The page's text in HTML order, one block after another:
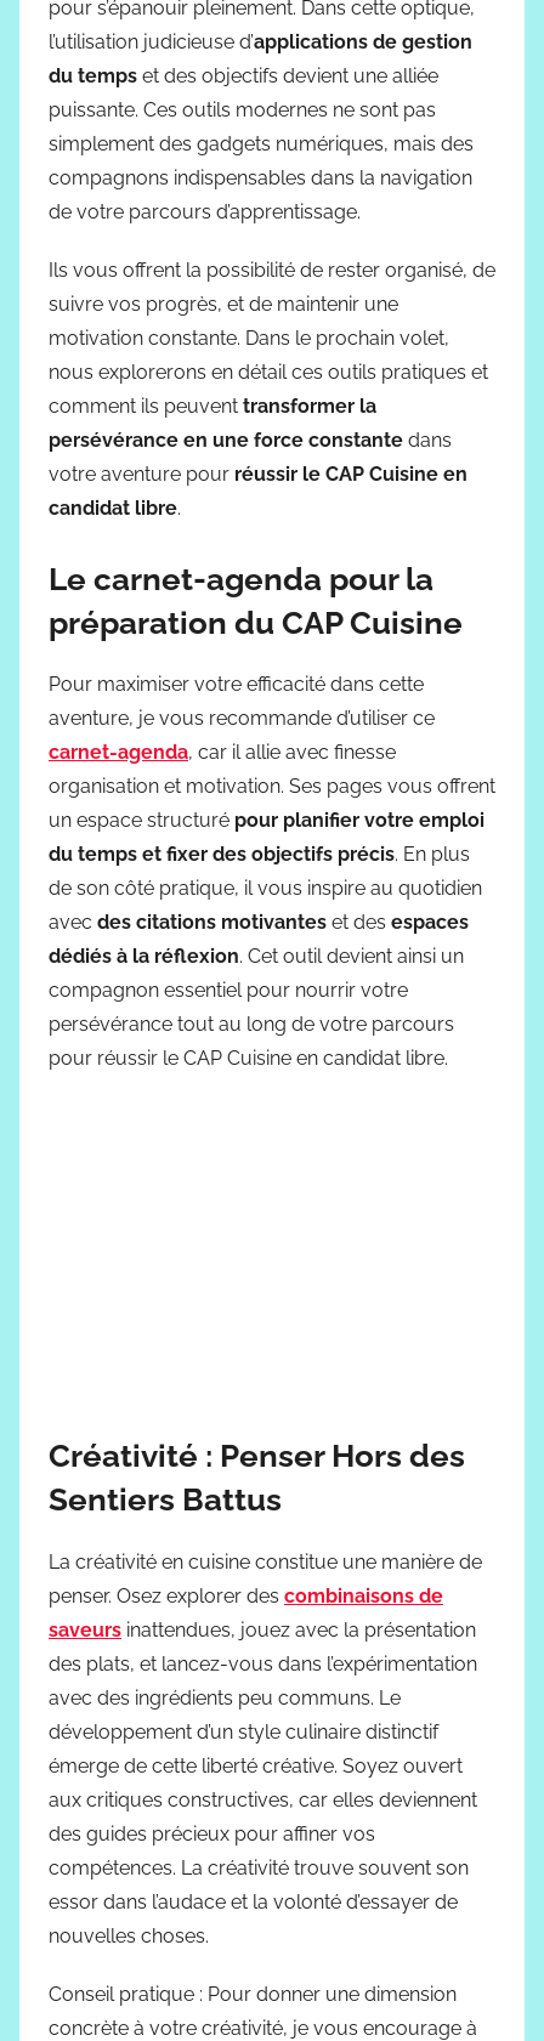
pour s’épanouir pleinement. Dans cette optique,
l’utilisation judicieuse d’applications de gestion
du temps et des objectifs devient une alliée
puissante. Ces outils modernes ne sont pas
simplement des gadgets numériques, mais des
compagnons indispensables dans la navigation
de votre parcours d’apprentissage.
Ils vous offrent la possibilité de rester organisé, de
suivre vos progrès, et de maintenir une
motivation constante. Dans le prochain volet,
nous explorerons en détail ces outils pratiques et
comment ils peuvent transformer la
persévérance en une force constante dans
votre aventure pour réussir le CAP Cuisine en
candidat libre.
Le carnet-agenda pour la
préparation du CAP Cuisine
Pour maximiser votre efficacité dans cette
aventure, je vous recommande d’utiliser ce
carnet-agenda, car il allie avec finesse
organisation et motivation. Ses pages vous offrent
un espace structuré pour planifier votre emploi
du temps et fixer des objectifs précis. En plus
de son côté pratique, il vous inspire au quotidien
avec des citations motivantes et des espaces
dédiés à la réflexion. Cet outil devient ainsi un
compagnon essentiel pour nourrir votre
persévérance tout au long de votre parcours
pour réussir le CAP Cuisine en candidat libre.
Créativité : Penser Hors des
Sentiers Battus
La créativité en cuisine constitue une manière de
penser. Osez explorer des combinaisons de
saveurs inattendues, jouez avec la présentation
des plats, et lancez-vous dans l’expérimentation
avec des ingrédients peu communs. Le
développement d’un style culinaire distinctif
émerge de cette liberté créative. Soyez ouvert
aux critiques constructives, car elles deviennent
des guides précieux pour affiner vos
compétences. La créativité trouve souvent son
essor dans l’audace et la volonté d’essayer de
nouvelles choses.
Conseil pratique : Pour donner une dimension
concrète à votre créativité, je vous encourage à